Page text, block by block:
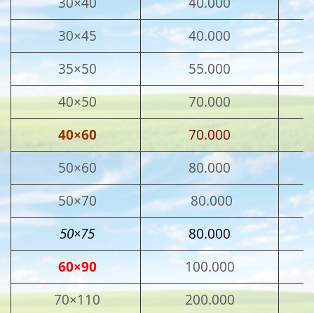
30×45
40.000
35×50
55.000
40×50
70.000
40×60
70.000
50×60
80.000
50×70
80.000
50×75
80.000
60×90
100.000
70×110
200.000